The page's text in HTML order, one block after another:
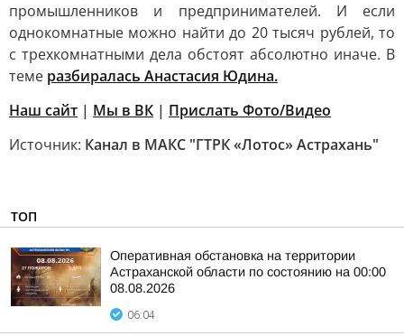
промышленников и предпринимателей. И если
однокомнатные можно найти до 20 тысяч рублей, то
с трехкомнатными дела обстоят абсолютно иначе. В
теме разбиралась Анастасия Юдина.
Наш сайт | Мы в ВК | Прислать Фото/Видео
Источник: Канал в МАКС "ГТРК «Лотос» Астрахань"
ТОП
Оперативная обстановка на территории
Астраханской области по состоянию на 00:00
08.08.2026
06:04